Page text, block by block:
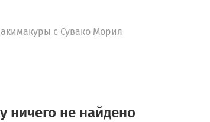
с Сувако Мория
ничего не найдено